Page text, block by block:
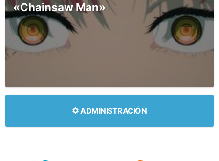
«Chainsaw Man»
ADMINISTRACIÓN